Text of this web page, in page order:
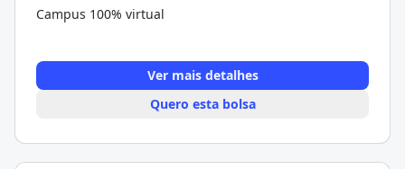
Campus 100% virtual
Ver mais detalhes
Quero esta bolsa